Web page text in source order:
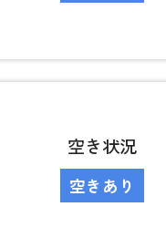
空き状況
空きあり